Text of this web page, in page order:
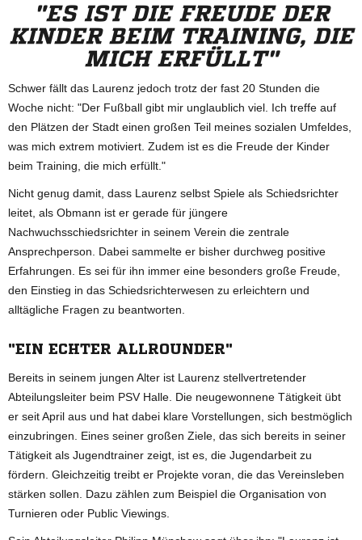
"ES IST DIE FREUDE DER
KINDER BEIM TRAINING, DIE
MICH ERFÜLLT"
Schwer fällt das Laurenz jedoch trotz der fast 20 Stunden die
Woche nicht: "Der Fußball gibt mir unglaublich viel. Ich treffe auf
den Plätzen der Stadt einen großen Teil meines sozialen Umfeldes,
was mich extrem motiviert. Zudem ist es die Freude der Kinder
beim Training, die mich erfüllt."
Nicht genug damit, dass Laurenz selbst Spiele als Schiedsrichter
leitet, als Obmann ist er gerade für jüngere
Nachwuchsschiedsrichter in seinem Verein die zentrale
Ansprechperson. Dabei sammelte er bisher durchweg positive
Erfahrungen. Es sei für ihn immer eine besonders große Freude,
den Einstieg in das Schiedsrichterwesen zu erleichtern und
alltägliche Fragen zu beantworten.
"EIN ECHTER ALLROUNDER"
Bereits in seinem jungen Alter ist Laurenz stellvertretender
Abteilungsleiter beim PSV Halle. Die neugewonnene Tätigkeit übt
er seit April aus und hat dabei klare Vorstellungen, sich bestmöglich
einzubringen. Eines seiner großen Ziele, das sich bereits in seiner
Tätigkeit als Jugendtrainer zeigt, ist es, die Jugendarbeit zu
fördern. Gleichzeitig treibt er Projekte voran, die das Vereinsleben
stärken sollen. Dazu zählen zum Beispiel die Organisation von
Turnieren oder Public Viewings.